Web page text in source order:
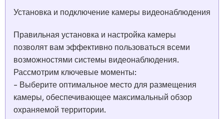
Установка и подключение камеры видеонаблюдения
Правильная установка и настройка камеры
позволят вам эффективно пользоваться всеми
возможностями системы видеонаблюдения.
Рассмотрим ключевые моменты:
- Выберите оптимальное место для размещения
камеры, обеспечивающее максимальный обзор
охраняемой территории.